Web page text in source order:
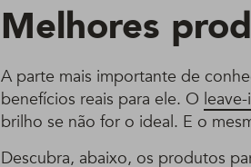
Melhores
A parte mais importante de
benefícios reais para ele. O leave-
brilho se não for o ideal. E o
Descubra, abaixo, os produtos